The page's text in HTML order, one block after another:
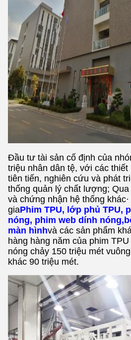
Đầu tư tài sản cố định của
triệu nhân dân tệ, với các
tiên tiến, nghiên cứu và phát
thống quản lý chất lượng;
và chứng nhận hệ thống
giaPhim TPU, lớp phủ TPU,
nóng, phim web dính
màn hìnhvà các sản phẩm
hàng hàng năm của phim
nóng chảy 150 triệu mét
khác 90 triệu mét.